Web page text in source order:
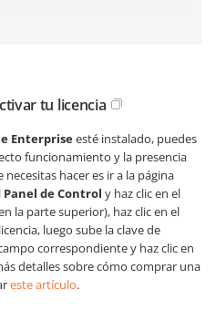
tu licencia
Enterpriseesté instalado, puedes
funcionamiento y la presencia
hacer es ir a la página
Panel de Control y haz clic en el
la parte superior), haz clic en el
luego sube la clave de
correspondiente y haz clic en
detalles sobre cómo comprar una
este artículo.